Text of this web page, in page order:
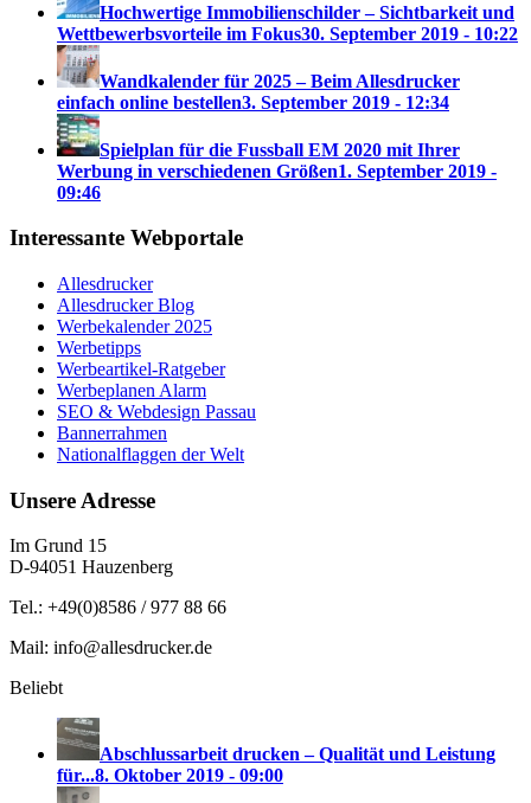
Hochwertige Immobilienschilder – Sichtbarkeit und
Wettbewerbsvorteile im Fokus30. September 2019 - 10:22
Wandkalender für 2025 – Beim Allesdrucker
einfach online bestellen3. September 2019 - 12:34
Spielplan für die Fussball EM 2020 mit Ihrer
Werbung in verschiedenen Größen1. September 2019 -
09:46
Interessante Webportale
Allesdrucker
Allesdrucker Blog
Werbekalender 2025
Werbetipps
Werbeartikel-Ratgeber
Werbeplanen Alarm
SEO & Webdesign Passau
Bannerrahmen
Nationalflaggen der Welt
Unsere Adresse
Im Grund 15
D-94051 Hauzenberg
Tel.: +49(0)8586 / 977 88 66
Mail: info@allesdrucker.de
Beliebt
Abschlussarbeit drucken – Qualität und Leistung
für...8. Oktober 2019 - 09:00